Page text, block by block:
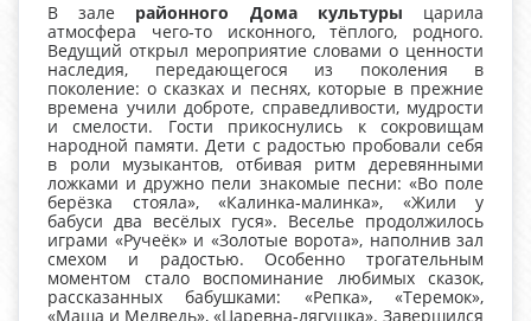
В зале районного Дома культуры царила
атмосфера чего‑то исконного, тёплого, родного.
Ведущий открыл мероприятие словами о ценности
наследия, передающегося из поколения в
поколение: о сказках и песнях, которые в прежние
времена учили доброте, справедливости, мудрости
и смелости. Гости прикоснулись к сокровищам
народной памяти. Дети с радостью пробовали себя
в роли музыкантов, отбивая ритм деревянными
ложками и дружно пели знакомые песни: «Во поле
берёзка стояла», «Калинка‑малинка», «Жили у
бабуси два весёлых гуся». Веселье продолжилось
играми «Ручеёк» и «Золотые ворота», наполнив зал
смехом и радостью. Особенно трогательным
моментом стало воспоминание любимых сказок,
рассказанных бабушками: «Репка», «Теремок»,
«Маша и Медведь», «Царевна‑лягушка». Завершился